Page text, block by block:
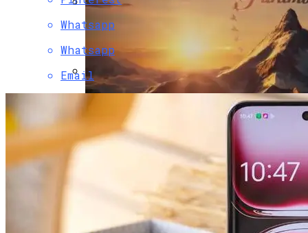
Гаражные Ворота Рольставни
Двухэтажный Дом: Подготовительный
Этап Строительства, Основные Этапы
Возведения
Dell UltraSharp UP3218K — Обзор Монитора
8K, Когда 4K Уже Недостаточно
Paramount Получит Права На
Трансляцию UFC В США За $7,7 Млрд
Whatsapp
Whatsapp
Email